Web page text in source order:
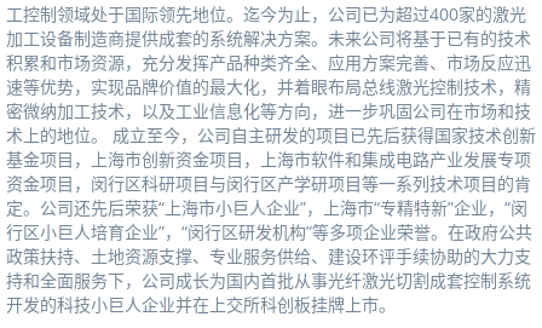
工控制领域处于国际领先地位。迄今为止，公司已为超过400家的激光
加工设备制造商提供成套的系统解决方案。未来公司将基于已有的技术
积累和市场资源，充分发挥产品种类齐全、应用方案完善、市场反应迅
速等优势，实现品牌价值的最大化，并着眼布局总线激光控制技术，精
密微纳加工技术，以及工业信息化等方向，进一步巩固公司在市场和技
术上的地位。成立至今，公司自主研发的项目已先后获得国家技术创新
基金项目，上海市创新资金项目，上海市软件和集成电路产业发展专项
资金项目，闵行区科研项目与闵行区产学研项目等一系列技术项目的肯
定。公司还先后荣获“上海市小巨人企业”，上海市“专精特新”企业，“闵
行区小巨人培育企业”，“闵行区研发机构”等多项企业荣誉。在政府公共
政策扶持、土地资源支撑、专业服务供给、建设环评手续协助的大力支
持和全面服务下，公司成长为国内首批从事光纤激光切割成套控制系统
开发的科技小巨人企业并在上交所科创板挂牌上市。